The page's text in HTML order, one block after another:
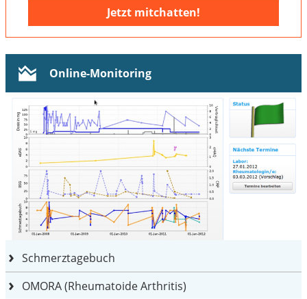
Jetzt mitchatten!
Online-Monitoring
Schmerztagebuch
OMORA (Rheumatoide Arthritis)